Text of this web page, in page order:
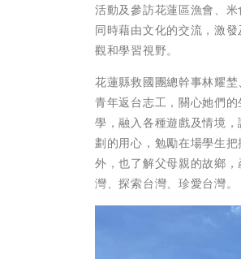
活動及參訪花蓮區漁會、
同時藉由文化的交流，激
觀和學習視野。
花蓮縣救國團總幹事林耀
青年返台志工，關心她們
學，融入各種遊戲及情境
劃的用心，勉勵在場學生
外，也了解父母親的故鄉
灣、探索台灣、珍愛台灣。